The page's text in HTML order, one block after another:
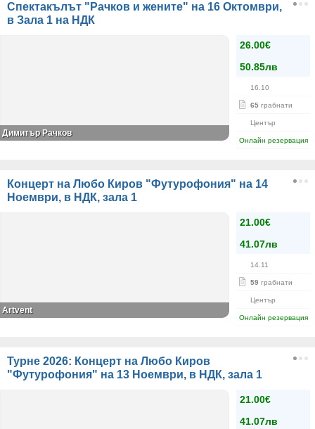
Спектакълът "Рачков и жените" на 16 Октомври,
в Зала 1 на НДК
26.00€
50.85лв
16.10
65 грабнати
Център
Онлайн резервация
Димитър Рачков
Концерт на Любо Киров "Футурофония" на 14
Ноември, в НДК, зала 1
21.00€
41.07лв
14.11
59 грабнати
Център
Онлайн резервация
Artvent
Турне 2026: Концерт на Любо Киров
"Футурофония" на 13 Ноември, в НДК, зала 1
21.00€
41.07лв